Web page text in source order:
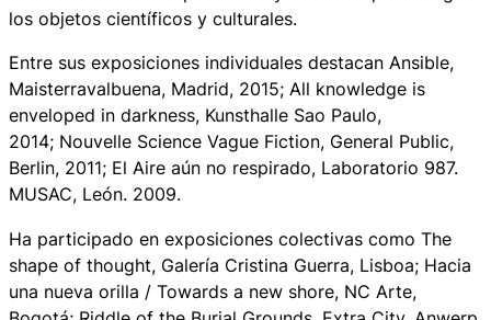
los objetos científicos y culturales.
Entre sus exposiciones individuales destacan Ansible,
Maisterravalbuena, Madrid, 2015; All knowledge is
enveloped in darkness, Kunsthalle Sao Paulo,
2014; Nouvelle Science Vague Fiction, General Public,
Berlin, 2011; El Aire aún no respirado, Laboratorio 987.
MUSAC, León. 2009.
Ha participado en exposiciones colectivas como The
shape of thought, Galería Cristina Guerra, Lisboa; Hacia
una nueva orilla / Towards a new shore, NC Arte,